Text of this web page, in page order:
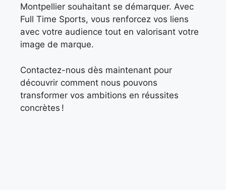
Montpellier souhaitant se démarquer. Avec
Full Time Sports, vous renforcez vos liens
avec votre audience tout en valorisant votre
image de marque.
Contactez-nous dès maintenant pour
découvrir comment nous pouvons
transformer vos ambitions en réussites
concrètes !